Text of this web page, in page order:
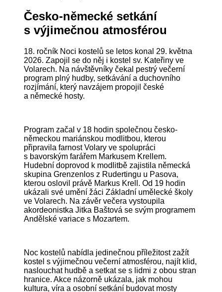
Česko-německé setkání
s výjimečnou atmosférou
18. ročník Noci kostelů se letos konal 29. května
2026. Zapojil se do něj i kostel sv. Kateřiny ve
Volarech. Na návštěvníky čekal pestrý večerní
program plný hudby, setkávání a duchovního
rozjímání, který navzájem propojil české
a německé hosty.
Program začal v 18 hodin společnou česko-
německou mariánskou modlitbou, kterou
připravila farnost Volary ve spolupráci
s bavorským farářem Markusem Krellem.
Hudební doprovod k modlitbě zajistila německá
skupina Grenzenlos z Rudertingu u Pasova,
kterou oslovil právě Markus Krell. Od 19 hodin
ukázali své umění žáci Základní umělecké školy
ve Volarech. Na závěr večera vystoupila
akordeonistka Jitka Baštová se svým programem
Andělské variace s Mozartem.
Noc kostelů nabídla jedinečnou příležitost zažít
kostel s výjimečnou večerní atmosférou, najít klid,
naslouchat hudbě a setkat se s lidmi z obou stran
hranice. Akce názorně ukázala, jak mohou
kultura, víra a osobní setkání budovat mosty